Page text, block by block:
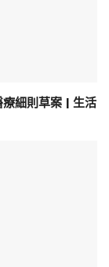
細則草案 | 生活